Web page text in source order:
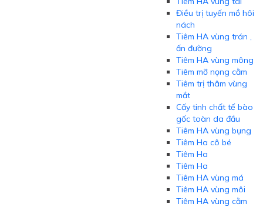
Điều trị tuyến mồ hôi
nách
Tiêm HA vùng trán ,
ấn đường
Tiêm HA vùng mông
Tiêm mỡ nọng cằm
Tiêm trị thâm vùng
mắt
Cấy tinh chất tế bào
gốc toàn da đầu
Tiêm HA vùng bụng
Tiêm Ha cô bé
Tiêm Ha
Tiêm Ha
Tiêm HA vùng má
Tiêm HA vùng môi
Tiêm HA vùng cằm